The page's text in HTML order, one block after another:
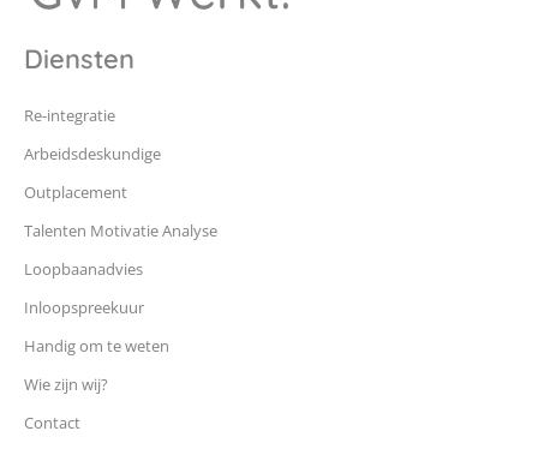
Diensten
Re-integratie
Arbeidsdeskundige
Outplacement
Talenten Motivatie Analyse
Loopbaanadvies
Inloopspreekuur
Handig om te weten
Wie zijn wij?
Contact